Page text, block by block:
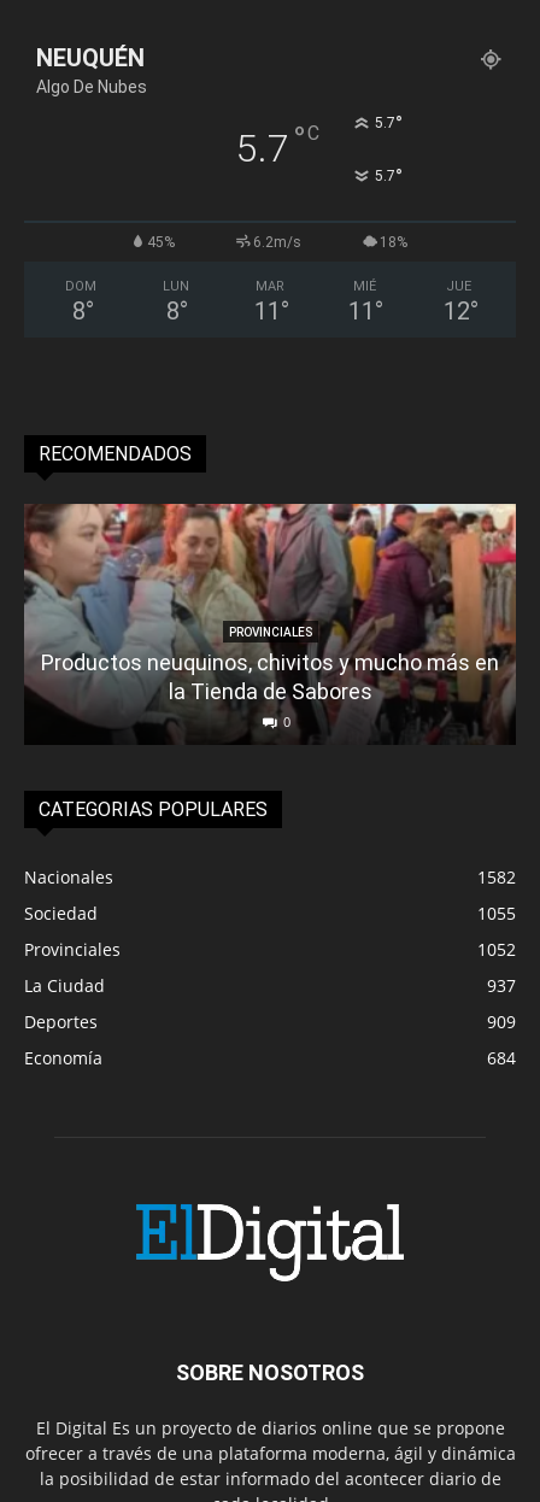
NEUQUÉN
Algo De Nubes
5.7 °C 5.7°
5.7°
45% 6.2m/s 18%
DOM
8°
LUN
8°
MAR
11 °
MIÉ
11 °
JUE
12°
RECOMENDADOS
PROVINCIALES
Productos neuquinos, chivitos y mucho más en
la Tienda de Sabores
0
CATEGORIAS POPULARES
Nacionales
1582
Sociedad
1055
Provinciales
1052
La Ciudad
937
Deportes
909
Economía
684
SOBRE NOSOTROS
El Digital Es un proyecto de diarios online que se propone
ofrecer a través de una plataforma moderna, ágil y dinámica
la posibilidad de estar informado del acontecer diario de